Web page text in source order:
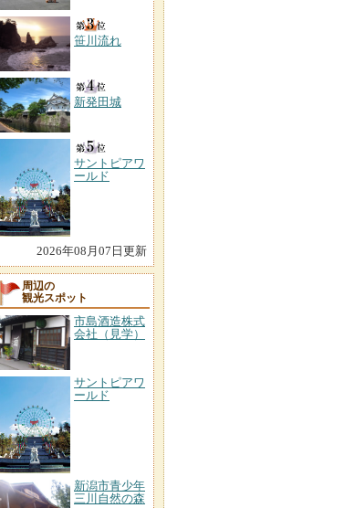
笹川流れ
新発田城
サントピアワ
ールド
2026年08月07日更新
周辺の
観光スポット
市島酒造株式
会社（見学）
サントピアワ
ールド
新潟市青少年
三川自然の森